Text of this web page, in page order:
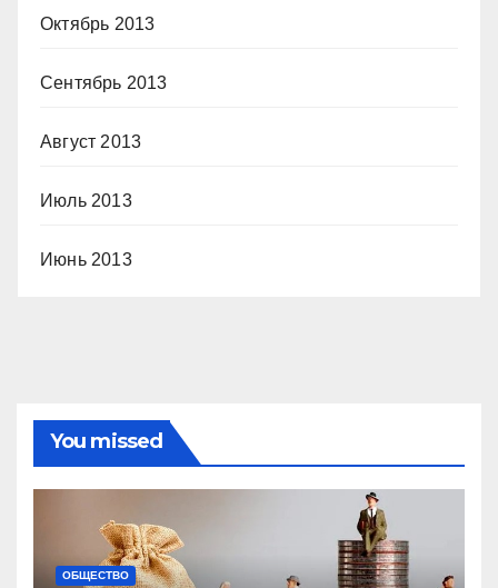
Октябрь 2013
Сентябрь 2013
Август 2013
Июль 2013
Июнь 2013
You missed
ОБЩЕСТВО